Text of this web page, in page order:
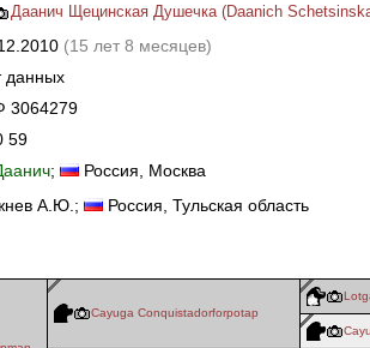
Даанич Щецинская Душечка (Daanich
(15 лет 8 месяцев)
данных
3064279
59
; Россия, Москва
А.Ю.; Россия , Тульская область
Cayuga Conquistadorforpotap